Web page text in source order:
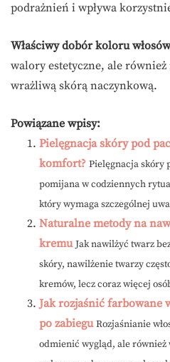
podrażnień i wpływa
Właściwy dobór koloru włosów
walory estetyczne, ale również
wrażliwą skórą naczynkową.
Powiązane wpisy:
Pielęgnacja skóry pod
komfort? Pielęgnacja skóry
pomijana w codziennych
który wymaga szczególnej
Naturalne metody na
kremu Jak nawilżyć twarz
skóry, nawilżenie twarzy
kremów, lecz coraz więcej
Jak rozjaśnić farbowane
po zabiegu Rozjaśnianie
odmienić wygląd, ale również